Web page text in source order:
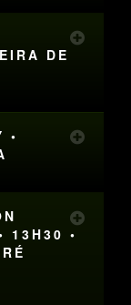
DE
•
13H30 •